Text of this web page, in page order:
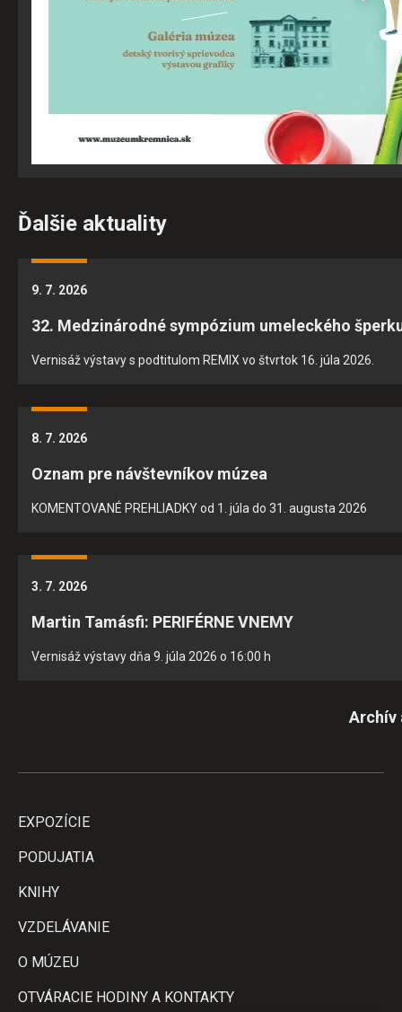
Ďalšie aktuality
9. 7. 2026
32. Medzinárodné sympózium umeleckého
Vernisáž výstavy s podtitulom REMIX vo štvrtok 16. júla 2026.
8. 7. 2026
Oznam pre návštevníkov múzea
KOMENTOVANÉ PREHLIADKY od 1. júla do 31. augusta 2026
3. 7. 2026
Martin Tamásfi: PERIFÉRNE VNEMY
Vernisáž výstavy dňa 9. júla 2026 o 16:00 h
Archív
EXPOZÍCIE
PODUJATIA
KNIHY
VZDELÁVANIE
O MÚZEU
OTVÁRACIE HODINY A KONTAKTY